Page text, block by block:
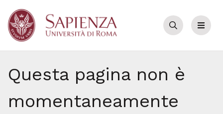
Cerca Menu
Questa pagina non è
momentaneamente